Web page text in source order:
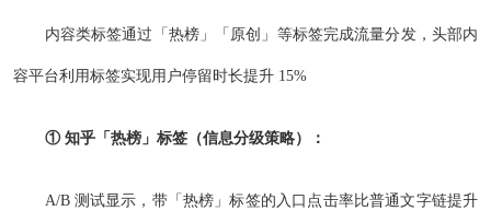
内容类标签通过「热榜」「原创」等标签完成流量分发，头部内
容平台利用标签实现用户停留时长提升 15%
① 知乎「热榜」标签（信息分级策略）：
A/B 测试显示，带「热榜」标签的入口点击率比普通文字链提升